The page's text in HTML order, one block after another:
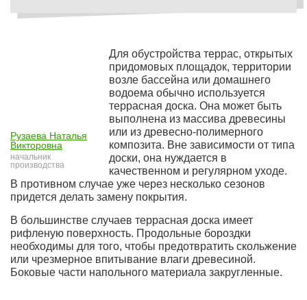
Рузаева Наталья
Викторовна
начальник
производства
Для обустройства террас, открытых
придомовых площадок, территории
возле бассейна или домашнего
водоема обычно используется
террасная доска. Она может быть
выполнена из массива древесины
или из древесно-полимерного
композита. Вне зависимости от типа
доски, она нуждается в
качественном и регулярном уходе.
В противном случае уже через несколько сезонов
придется делать замену покрытия.
В большинстве случаев террасная доска имеет
рифленую поверхность. Продольные бороздки
необходимы для того, чтобы предотвратить скольжение
или чрезмерное впитывание влаги древесиной.
Боковые части напольного материала закругленные.